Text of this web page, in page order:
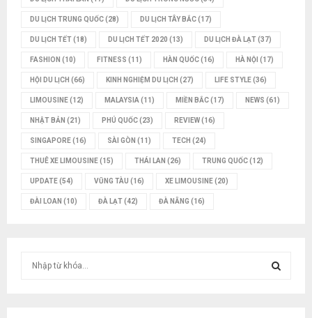
DU LỊCH TRUNG QUỐC(28) DU LỊCH TÂY BẮC(17)
DU LỊCH TẾT(18) DU LỊCH TẾT 2020 (13) DU LỊCH ĐÀ LẠT(37)
FASHION (10) FITNESS (11) HÀN QUỐC(16) HÀ NỘI (17)
HỘI DU LỊCH (66) KINH NGHIỆM DU LỊCH (27) LIFE STYLE(36)
LIMOUSINE(12) MALAYSIA (11) MIỀN BẮC(17) NEWS (61)
NHẬT BẢN (21) PHÚ QUỐC(23) REVIEW(16)
SINGAPORE(16) SÀI GÒN (11) TECH (24)
THUÊ XE LIMOUSINE(15) THÁI LAN (26) TRUNG QUỐC(12)
UPDATE(54) VŨNG TÀU (16) XE LIMOUSINE(20)
ĐÀI LOAN (10) ĐÀ LẠT(42) ĐÀ NẴNG (16)